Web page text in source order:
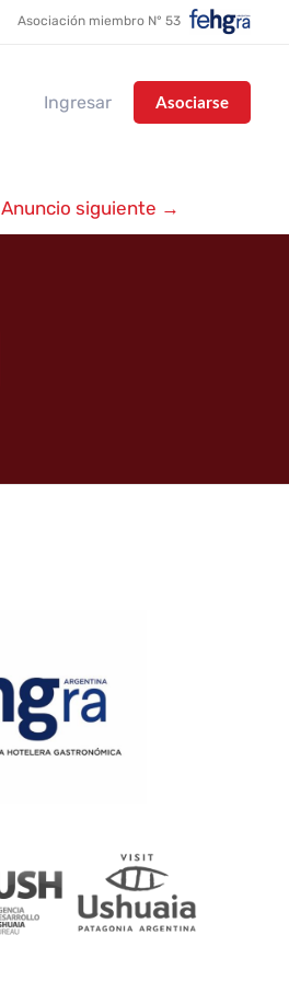
Asociación miembro N° 53
Ingresar Asociarse
Anuncio siguiente →